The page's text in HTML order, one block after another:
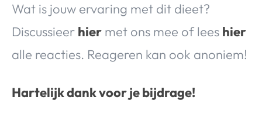
Wat is jouw ervaring met dit dieet?
Discussieer hier met ons mee of lees hier
alle reacties. Reageren kan ook anoniem!
Hartelijk dank voor je bijdrage!